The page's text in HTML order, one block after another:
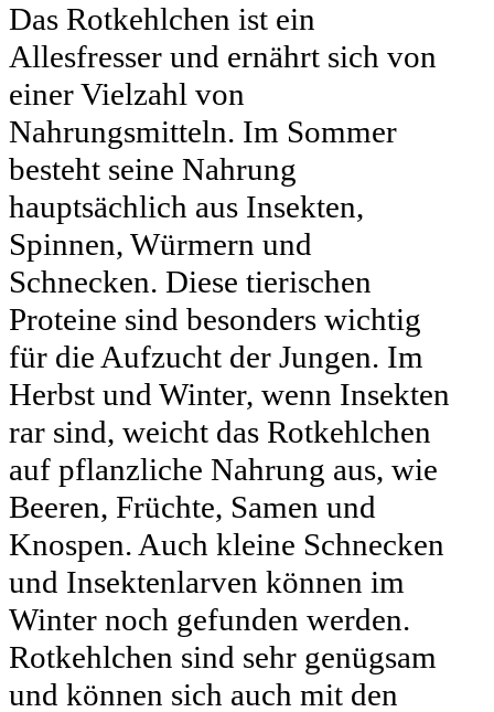
Das Rotkehlchen ist ein
Allesfresser und ernährt sich von
einer Vielzahl von
Nahrungsmitteln. Im Sommer
besteht seine Nahrung
hauptsächlich aus Insekten,
Spinnen, Würmern und
Schnecken. Diese tierischen
Proteine sind besonders wichtig
für die Aufzucht der Jungen. Im
Herbst und Winter, wenn Insekten
rar sind, weicht das Rotkehlchen
auf pflanzliche Nahrung aus, wie
Beeren, Früchte, Samen und
Knospen. Auch kleine Schnecken
und Insektenlarven können im
Winter noch gefunden werden.
Rotkehlchen sind sehr genügsam
und können sich auch mit den